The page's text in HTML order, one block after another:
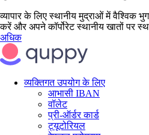
व्यापार के लिए स्थानीय मुद्राओं में वैश्विक
करें और अपने कॉर्पोरेट स्थानीय खातों पर
अधिक
व्यक्तिगत उपयोग के लिए
आभासी IBAN
वॉलेट
प्री-ऑर्डर कार्ड
ट्यूटोरियल